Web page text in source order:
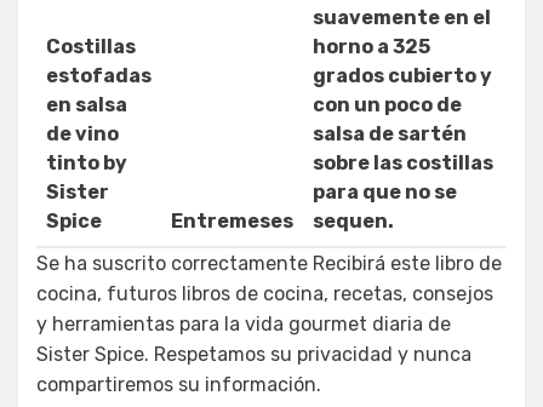
Costillas
estofadas
en salsa
de vino
tinto by
Sister
Spice
Entremeses
suavemente en el
horno a 325
grados cubierto y
con un poco de
salsa de sartén
sobre las costillas
para que no se
sequen.
Se ha suscrito correctamente Recibirá este libro de
cocina, futuros libros de cocina, recetas, consejos
y herramientas para la vida gourmet diaria de
Sister Spice. Respetamos su privacidad y nunca
compartiremos su información.